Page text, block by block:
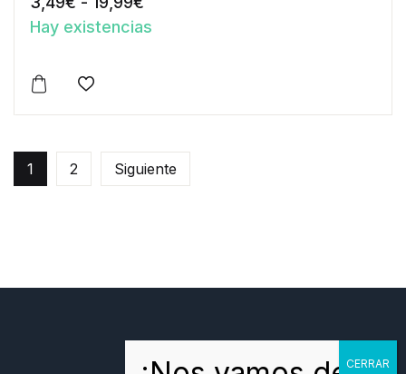
Hay existencias
Este producto tiene múltiples variantes. Las
Añadir a la lista de deseos
1 2 Siguiente